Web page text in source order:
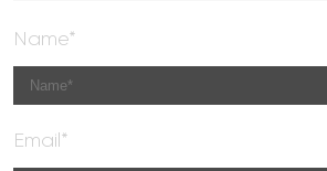
Name*
Email*